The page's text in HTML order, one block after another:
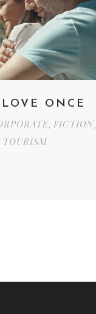
ONCE
,FICTION,
TOURISM